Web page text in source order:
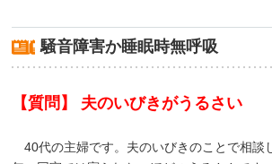
騒音障害か睡眠時無呼吸
【質問】 夫のいびきがうるさい
40代の主婦です。夫のいびきのことで相談